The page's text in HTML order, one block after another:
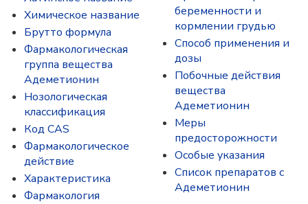
Химическое название
Брутто формула
Фармакологическая
группа вещества
Адеметионин
Нозологическая
классификация
Код CAS
Фармакологическое
действие
Характеристика
Фармакология
беременности и
кормлении грудью
Способ применения и
дозы
Побочные действия
вещества
Адеметионин
Меры
предосторожности
Особые указания
Список препаратов с
Адеметионин